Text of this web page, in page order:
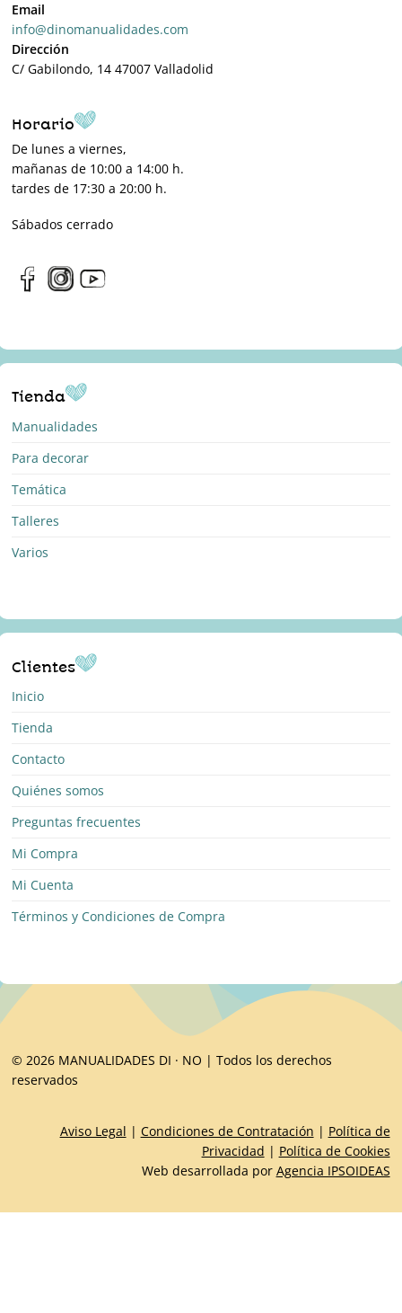
Email
info@dinomanualidades.com
Dirección
C/ Gabilondo, 14 47007 Valladolid
Horario
De lunes a viernes,
mañanas de 10:00 a 14:00 h.
tardes de 17:30 a 20:00 h.
Sábados cerrado
Tienda
Manualidades
Para decorar
Temática
Talleres
Varios
Clientes
Inicio
Tienda
Contacto
Quiénes somos
Preguntas frecuentes
Mi Compra
Mi Cuenta
Términos y Condiciones de Compra
© 2026 MANUALIDADES DI · NO | Todos los derechos
reservados
Aviso Legal | Condiciones de Contratación | Política de
Privacidad | Política de Cookies
Web desarrollada por Agencia IPSOIDEAS